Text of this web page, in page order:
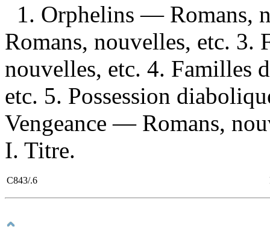
1. Orphelins — Romans,
Romans, nouvelles, etc.
nouvelles, etc. 4. Familles
etc. 5. Possession
Vengeance — Romans,
I. Titre.
C843/.6